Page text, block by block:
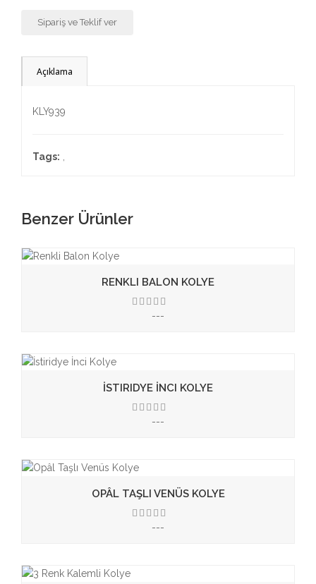
Sipariş ve Teklif ver
Açıklama
KLY939
Tags: ,
Benzer Ürünler
RENKLI BALON KOLYE
3.50
---
İSTIRIDYE İNCI KOLYE
3.50
---
OPÂL TAŞLI VENÜS KOLYE
3.50
---